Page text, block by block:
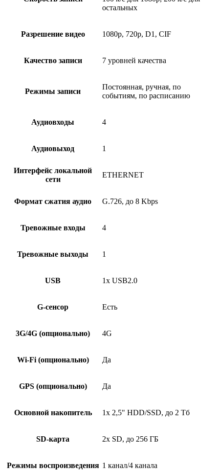
остальных
Разрешение видео 1080p, 720p, D1, CIF
Качество записи 7 уровней качества
Режимы записи
Постоянная, ручная, по
событиям, по расписанию
Аудиовходы 4
Аудиовыход 1
Интерфейс локальной
сети
ETHERNET
Формат сжатия аудио G.726, до 8 Kbps
Тревожные входы 4
Тревожные выходы 1
USB 1х USB2.0
G-сенсор Есть
3G/4G (опционально) 4G
Wi-Fi (опционально) Да
GPS (опционально) Да
Основной накопитель 1х 2,5" HDD/SSD, до 2 Тб
SD-карта 2х SD, до 256 ГБ
Режимы воспроизведения 1 канал/4 канала